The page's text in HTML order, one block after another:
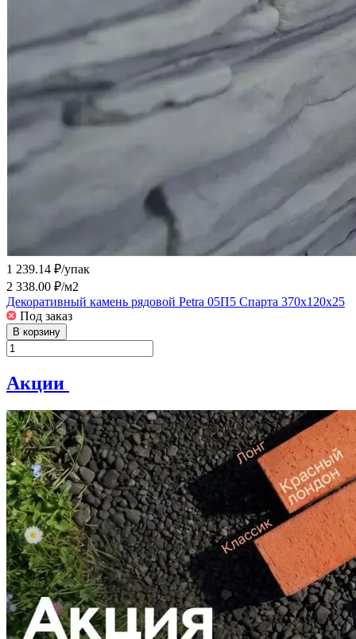
1 239.14 ₽/упак
2 338.00 ₽/м2
Декоративный камень рядовой Petra 05П5 Спарта 370х120х25
Под заказ
В корзину
Акции